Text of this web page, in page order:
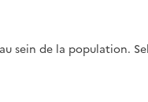
sein de la population.